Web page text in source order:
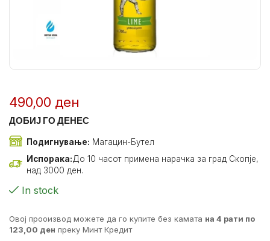
490,00 ден
ДОБИЈ ГО ДЕНЕС
Подигнување: Магацин-Бутел
Испорака:До 10 часот примена нарачка за град Скопје,
над 3000 ден.
In stock
Овој прооизвод можете да го купите без камата на 4 рати по
123,00 ден преку Минт Кредит